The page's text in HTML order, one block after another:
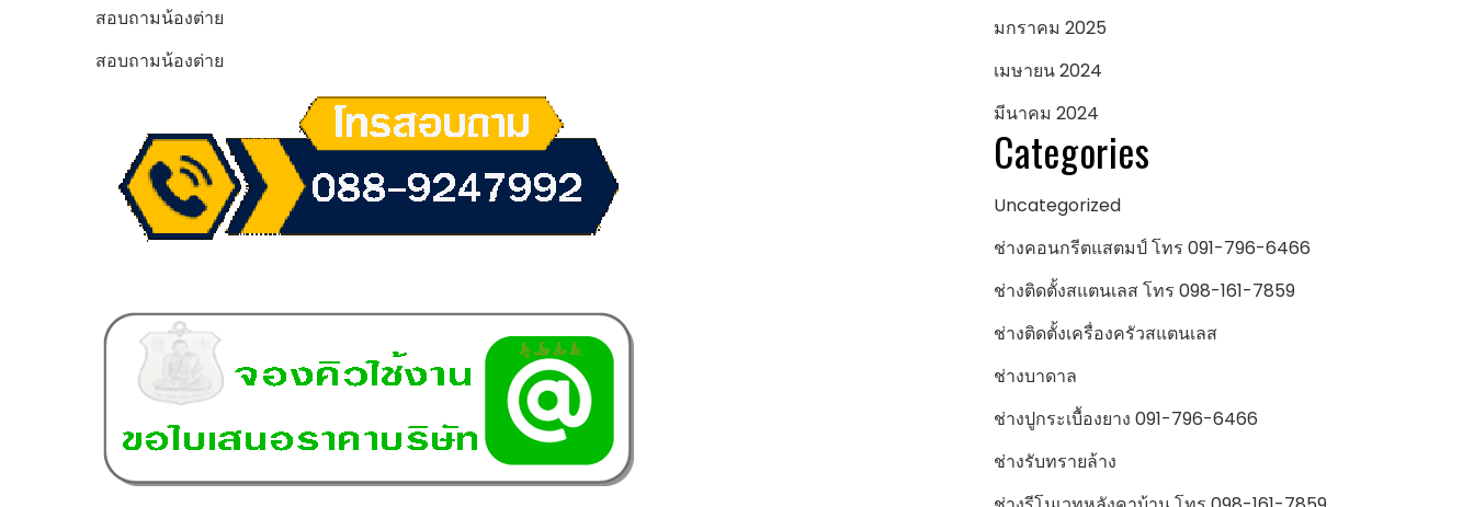
สอบถามน้องต่าย
สอบถามน้องต่าย
มกราคม 2025
เมษายน 2024
มีนาคม 2024
Categories
Uncategorized
ช่างคอนกรีตแสตมป์ โทร 091-796-6466
ช่างติดตั้งสแตนเลส โทร 098-161-7859
ช่างติดตั้งเครื่องครัวสแตนเลส
ช่างบาดาล
ช่างปูกระเบื้องยาง 091-796-6466
ช่างรับทรายล้าง